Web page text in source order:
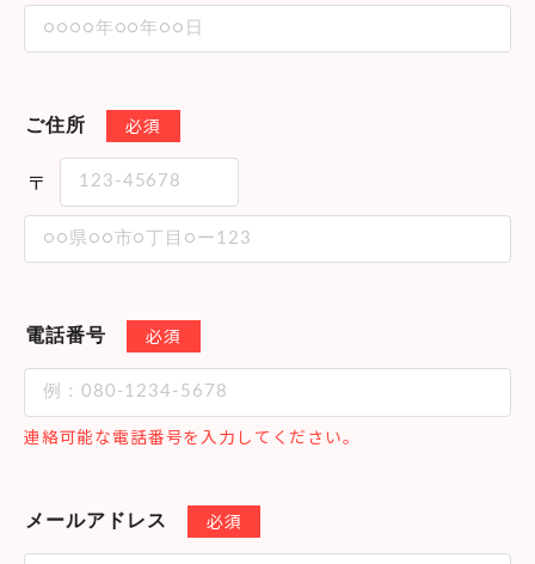
ご住所 必須
電話番号 必須
連絡可能な電話番号を入力してください。
メールアドレス 必須